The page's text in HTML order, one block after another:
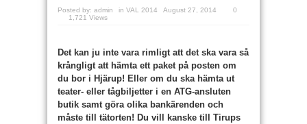
Posted by: admin in VAL 2014 August 27, 2014
0
1,721 Views
Det kan ju inte vara rimligt att det ska vara så
krångligt att hämta ett paket på posten om
du bor i Hjärup! Eller om du ska hämta ut
teater- eller tågbiljetter i en ATG-ansluten
butik samt göra olika bankärenden och
måste till tätorten! Du vill kanske till Tirups